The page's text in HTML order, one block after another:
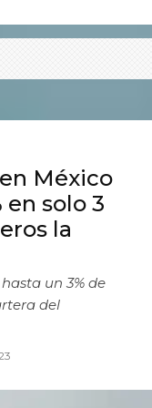
México
en solo 3
la
un 3% de
del